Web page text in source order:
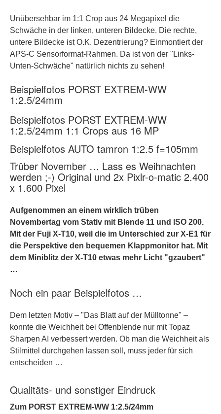
Unübersehbar im 1:1 Crop aus 24 Megapixel die
Schwäche in der linken, unteren Bildecke. Die rechte,
untere Bildecke ist O.K. Dezentrierung? Einmontiert der
APS-C Sensorformat-Rahmen. Da ist von der "Links-
Unten-Schwäche" natürlich nichts zu sehen!
Beispielfotos PORST EXTREM-WW
1:2.5/24mm
Beispielfotos PORST EXTREM-WW
1:2.5/24mm 1:1 Crops aus 16 MP
Beispielfotos AUTO tamron 1:2.5 f=105mm
Trüber November … Lass es Weihnachten
werden ;-) Original und 2x Pixlr-o-matic 2.400
x 1.600 Pixel
Aufgenommen an einem wirklich trüben
Novembertag vom Stativ mit Blende 11 und ISO 200.
Mit der Fuji X-T10, weil die im Unterschied zur X-E1 für
die Perspektive den bequemen Klappmonitor hat. Mit
dem Miniblitz der X-T10 etwas mehr Licht "gzaubert"
…
Noch ein paar Beispielfotos …
Dem letzten Motiv – "Das Blatt auf der Mülltonne" –
konnte die Weichheit bei Offenblende nur mit Topaz
Sharpen AI verbessert werden. Ob man die Weichheit als
Stilmittel durchgehen lassen soll, muss jeder für sich
entscheiden …
Qualitäts- und sonstiger Eindruck
Zum PORST EXTREM-WW 1:2.5/24mm